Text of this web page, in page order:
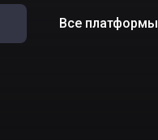
Все платформы